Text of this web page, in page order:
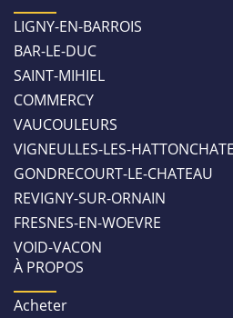
LIGNY-EN-BARROIS
BAR-LE-DUC
SAINT-MIHIEL
COMMERCY
VAUCOULEURS
VIGNEULLES-LES-
GONDRECOURT-LE-CHATEAU
REVIGNY-SUR-ORNAIN
FRESNES-EN-WOEVRE
VOID-VACON
À PROPOS
Acheter